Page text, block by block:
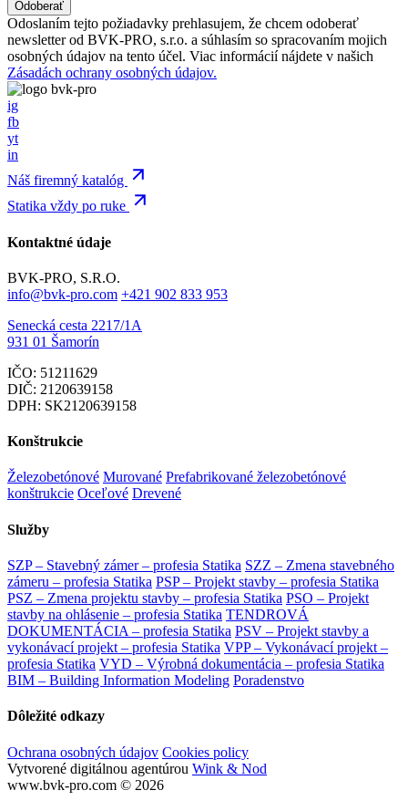
Odoslaním tejto požiadavky prehlasujem, že chcem odoberať
newsletter od BVK-PRO, s.r.o. a súhlasím so spracovaním mojich
osobných údajov na tento účel. Viac informácií nájdete v našich
Zásadách ochrany osobných údajov.
ig
fb
yt
in
Náš firemný katalóg
Statika vždy po ruke
Kontaktné údaje
BVK-PRO, S.R.O.
info@bvk-pro.com +421 902 833 953
Senecká cesta 2217/1A
931 01 Šamorín
IČO: 51211629
DIČ: 2120639158
DPH: SK2120639158
Konštrukcie
Železobetónové Murované Prefabrikované železobetónové
konštrukcie Oceľové Drevené
Služby
SZP – Stavebný zámer – profesia Statika SZZ – Zmena stavebného
zámeru – profesia Statika PSP – Projekt stavby – profesia Statika
PSZ – Zmena projektu stavby – profesia Statika PSO – Projekt
stavby na ohlásenie – profesia Statika TENDROVÁ
DOKUMENTÁCIA – profesia Statika PSV – Projekt stavby a
vykonávací projekt – profesia Statika VPP – Vykonávací projekt –
profesia Statika VYD – Výrobná dokumentácia – profesia Statika
BIM – Building Information Modeling Poradenstvo
Dôležité odkazy
Ochrana osobných údajov Cookies policy
Vytvorené digitálnou agentúrou Wink & Nod
www.bvk-pro.com © 2026